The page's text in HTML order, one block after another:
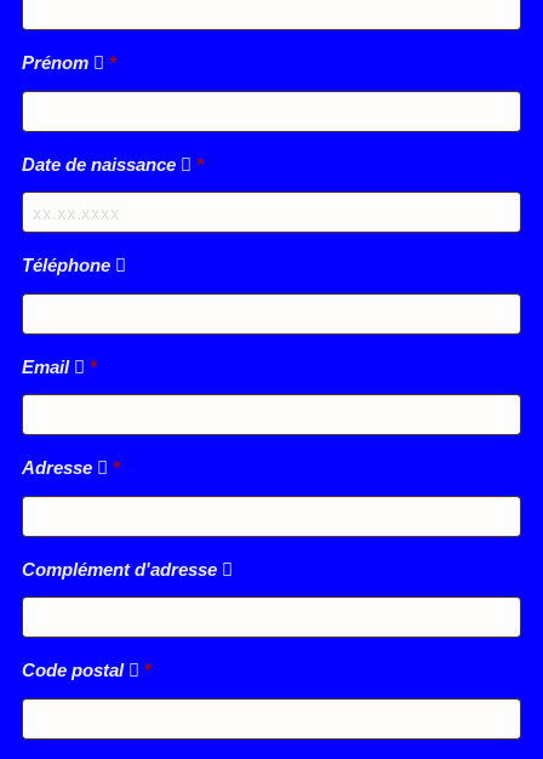
Prénom *
Date de naissance *
Téléphone
Email *
Adresse *
Complément d'adresse
Code postal *